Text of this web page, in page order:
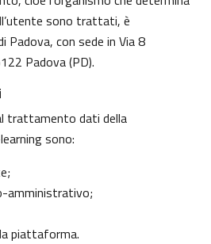
sono trattati, è
Padova, con sede in Via 8
Padova (PD).
trattamento dati della
sono:
amministrativo;
piattaforma.